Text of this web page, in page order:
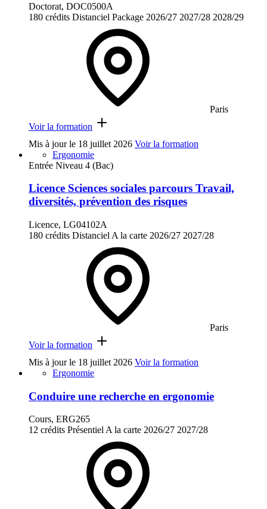
Doctorat, DOC0500A
180 crédits Distanciel Package 2026/27 2027/28 2028/29
Paris
Voir la formation
Mis à jour le 18 juillet 2026 Voir la formation
Ergonomie
Entrée Niveau 4 (Bac)
Licence Sciences sociales parcours Travail,
diversités, prévention des risques
Licence, LG04102A
180 crédits Distanciel A la carte 2026/27 2027/28
Paris
Voir la formation
Mis à jour le 18 juillet 2026 Voir la formation
Ergonomie
Conduire une recherche en ergonomie
Cours, ERG265
12 crédits Présentiel A la carte 2026/27 2027/28